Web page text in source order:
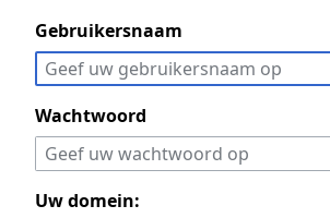
Gebruikersnaam
Wachtwoord
Uw domein: